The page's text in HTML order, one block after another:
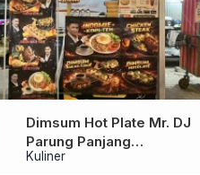
Kuliner
Dimsum Hot Plate Mr. DJ
Parung Panjang
Luncurkan DJ Steak,